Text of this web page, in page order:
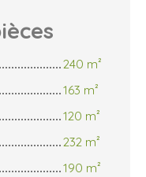
240 m²
163 m²
120 m²
232 m²
190 m²